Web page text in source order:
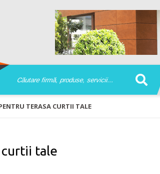
TERASA CURTII TALE
curtii tale